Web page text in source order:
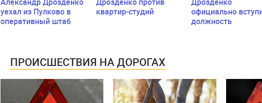
уехал из Пулково в
оперативный штаб
квартир-студий
официально
должность
ПРОИСШЕСТВИЯ НА ДОРОГАХ